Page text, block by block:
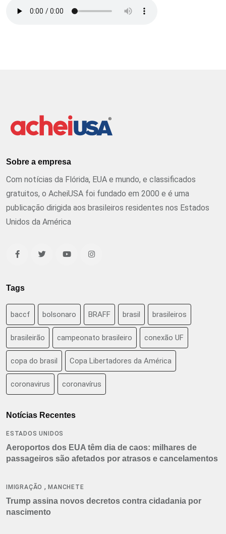
Sobre a empresa
Com notícias da Flórida, EUA e mundo, e classificados
gratuitos, o AcheiUSA foi fundado em 2000 e é uma
publicação dirigida aos brasileiros residentes nos Estados
Unidos da América
Tags
baccf bolsonaro BRAFF brasil brasileiros
brasileirão campeonato brasileiro conexão UF
copa do brasil Copa Libertadores da América
coronavirus coronavírus
Notícias Recentes
ESTADOS UNIDOS
Aeroportos dos EUA têm dia de caos: milhares de
passageiros são afetados por atrasos e cancelamentos
IMIGRAÇÃO ,MANCHETE
Trump assina novos decretos contra cidadania por
nascimento